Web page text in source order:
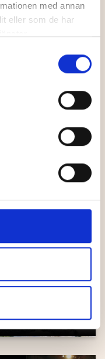
med annan
eller som de har
Kont